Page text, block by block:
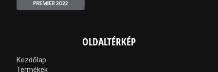
OLDALTÉRKÉP
Kezdőlap
Termékek